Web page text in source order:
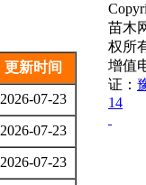
更新时间
2026-07-23
2026-07-23
2026-07-23
苗木
权所
增值
证：
14